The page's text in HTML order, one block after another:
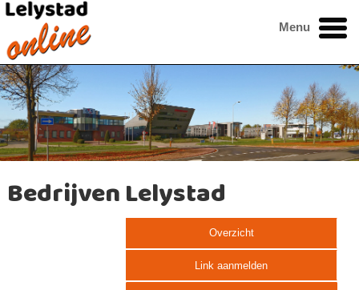
Menu
Bedrijven Lelystad
Overzicht
Link aanmelden